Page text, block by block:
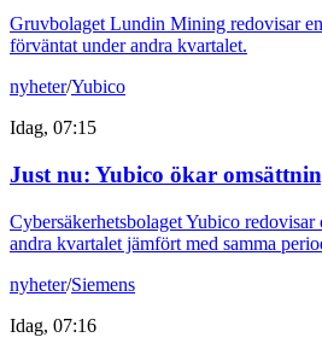
Gruvbolaget Lundin Mining redovisar
förväntat under andra kvartalet.
nyheter/Yubico
Idag, 07:15
Just nu: Yubico ökar
Cybersäkerhetsbolaget Yubico
andra kvartalet jämfört med samma
nyheter/Siemens
Idag, 07:16